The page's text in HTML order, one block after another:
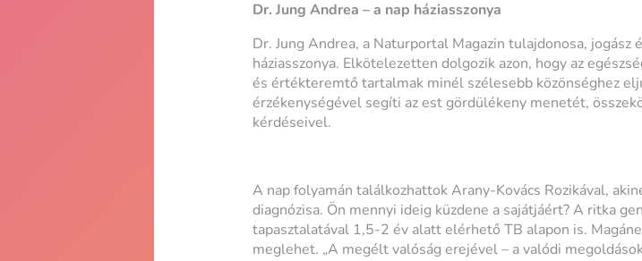
Dr. Jung Andrea – a nap háziasszonya
Dr. Jung Andrea, a Naturportal Magazin tulajdonosa, jogász
háziasszonya. Elkötelezetten dolgozik azon, hogy az
és értékteremtő tartalmak minél szélesebb közönséghez
érzékenységével segíti az est gördülékeny menetét,
kérdéseivel.
A nap folyamán találkozhattok Arany-Kovács Rozikával,
diagnózisa. Ön mennyi ideig küzdene a sajátjáért? A ritka
tapasztalatával 1,5-2 év alatt elérhető TB alapon is.
meglehet. „A megélt valóság erejével – a valódi